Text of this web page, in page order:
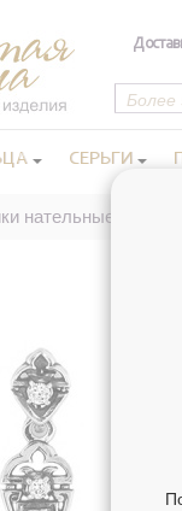
СЕРЬГИ
нательные